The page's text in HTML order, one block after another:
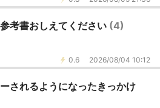
考書おしえてください (4)
0.6 2026/08/04 10:12
されるようになったきっかけ